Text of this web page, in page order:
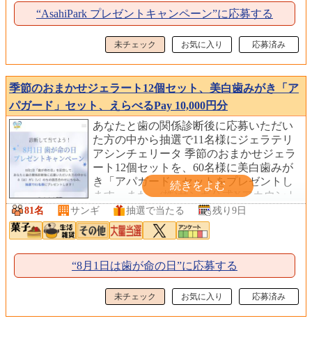
“AsahiPark プレゼントキャンペーン”に応募する
未チェック お気に入り 応募済み
季節のおまかせジェラート12個セット、美白歯みがき「ア
パガード」セット、えらべるPay 10,000円分
あなたと歯の関係診断後に応募いただい
た方の中から抽選で11名様にジェラテリ
アシンチェリータ 季節のおまかせジェラ
ート12個セットを、60名様に美白歯みが
き「アパガード」セットをプレゼントし
ます。また、(株)サンギ公式Xアカウント
からご応募いただいた方 10名様に、えら
べるPay 10,000円分をプレゼント！
81名 サンギ 抽選で当たる 残り9日
“8月1日は歯が命の日”に応募する
未チェック お気に入り 応募済み